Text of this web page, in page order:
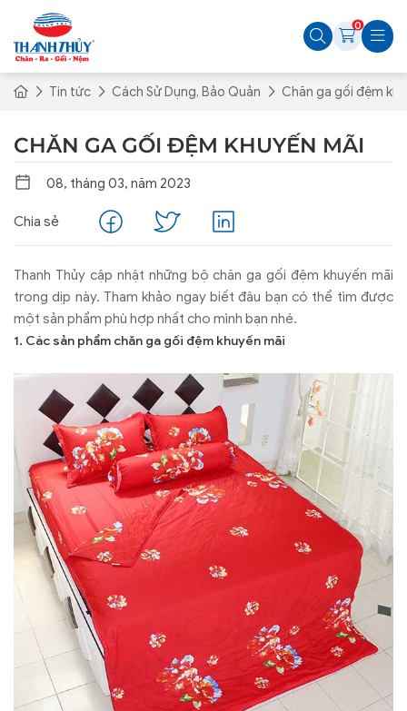
0
Tin tức Cách Sử Dụng, Bảo Quản Chăn ga gối đệm
CHĂN GA GỐI ĐỆM KHUYẾN MÃI
08, tháng 03, năm 2023
Chia sẻ
Thanh Thủy cập nhật những bộ chăn ga gối đệm khuyến mãi
trong dịp này. Tham khảo ngay biết đâu bạn có thể tìm được
một sản phẩm phù hợp nhất cho mình bạn nhé.
1. Các sản phẩm chăn ga gối đệm khuyến mãi